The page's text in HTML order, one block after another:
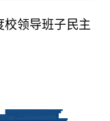
校领导班子民主